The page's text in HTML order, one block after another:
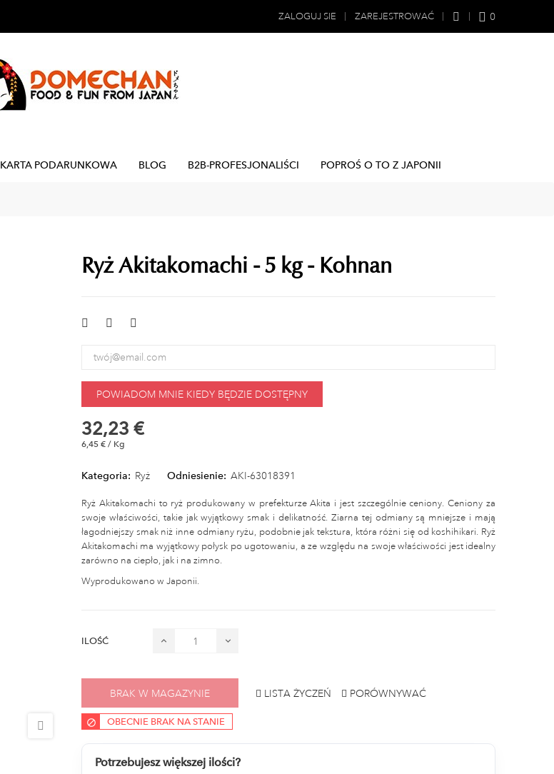
ZALOGUJ SIE ZAREJESTROWAĆ 0
KARTA PODARUNKOWA BLOG B2B-PROFESJONALIŚCI POPROŚ O TO Z JAPONII
Ryż Akitakomachi - 5 kg - Kohnan
POWIADOM MNIE KIEDY BĘDZIE DOSTĘPNY
32,23 €
6,45 € / Kg
Kategoria: Ryż Odniesienie: AKI-63018391
Ryż Akitakomachi to ryż produkowany w prefekturze Akita i jest szczególnie ceniony. Ceniony za
swoje właściwości, takie jak wyjątkowy smak i delikatność. Ziarna tej odmiany są mniejsze i mają
łagodniejszy smak niż inne odmiany ryżu, podobnie jak tekstura, która różni się od koshihikari. Ryż
Akitakomachi ma wyjątkowy połysk po ugotowaniu, a ze względu na swoje właściwości jest idealny
zarówno na ciepło, jak i na zimno.
Wyprodukowano w Japonii.
ILOŚĆ
BRAK W MAGAZYNIE LISTA ŻYCZEŃ PORÓWNYWAĆ
OBECNIE BRAK NA STANIE
Potrzebujesz większej ilości?